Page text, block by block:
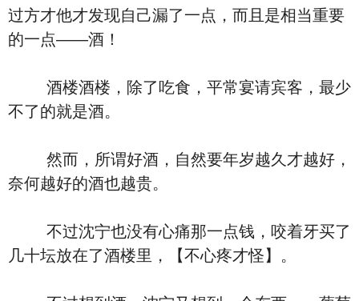
过方才他才发现自己漏了一点，而且是相当重要
的一点――酒！
酒楼酒楼，除了吃食，平常宴请宾客，最少
不了的就是酒。
然而，所谓好酒，自然要年岁越久才越好，
奈何越好的酒也越贵。
不过沈宁也没有心痛那一点钱，咬着牙买了
几十坛放在了酒楼里，【不心疼才怪】。